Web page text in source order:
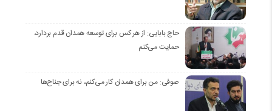
حاج بابایی: از هر کس برای توسعه همدان قدم بردارد،
حمایت می‌کنم
صوفی: من برای همدان کار می‌کنم، نه برای جناح‌ها